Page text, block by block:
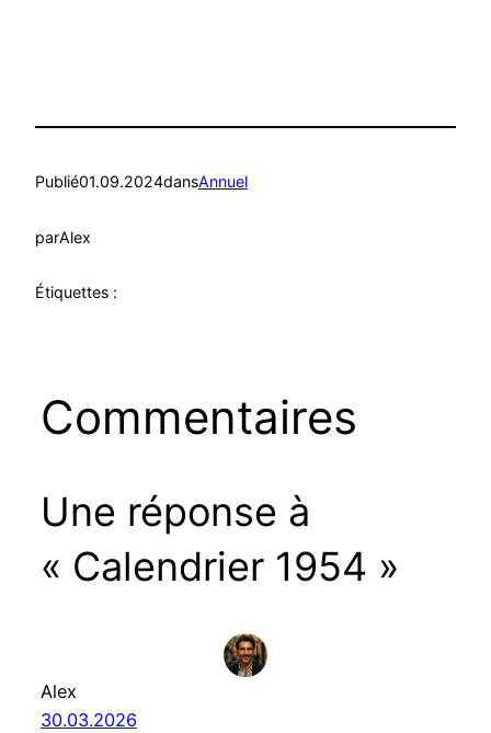
Publié01.09.2024dansAnnuel
parAlex
Étiquettes :
Commentaires
Une réponse à
« Calendrier 1954 »
Alex
30.03.2026